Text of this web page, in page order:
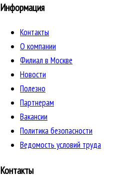
Информация
Контакты
О компании
Филиал в Москве
Новости
Полезно
Партнерам
Вакансии
Политика безопасности
Ведомость условий труда
Контакты